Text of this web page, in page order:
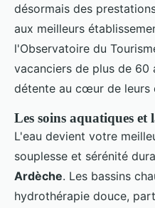
désormais des
aux meilleurs
l'Observatoire du
vacanciers de plus de
détente au cœur de leurs
Les soins aquatiques et
L'eau devient votre
souplesse et sérénité
Ardèche. Les bassins
hydrothérapie douce,